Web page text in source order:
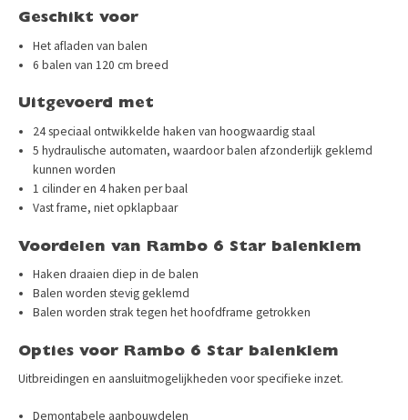
Geschikt voor
Het afladen van balen
6 balen van 120 cm breed
Uitgevoerd met
24 speciaal ontwikkelde haken van hoogwaardig staal
5 hydraulische automaten, waardoor balen afzonderlijk geklemd
kunnen worden
1 cilinder en 4 haken per baal
Vast frame, niet opklapbaar
Voordelen van Rambo 6 Star balenklem
Haken draaien diep in de balen
Balen worden stevig geklemd
Balen worden strak tegen het hoofdframe getrokken
Opties voor Rambo 6 Star balenklem
Uitbreidingen en aansluitmogelijkheden voor specifieke inzet.
Demontabele aanbouwdelen